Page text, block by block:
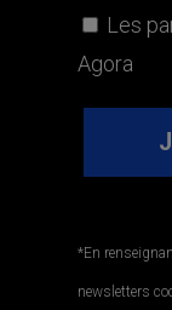
Les
Agora
*En
newsletters